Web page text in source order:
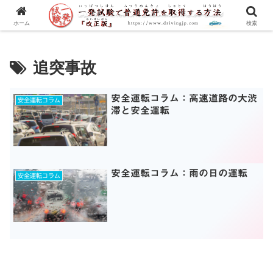
一発試験の流れから合格のコツまで、徹底解説！
追突事故
安全運転コラム
安全運転コラム：高速道路の大渋
滞と安全運転
安全運転コラム 安全運転コラム：雨の日の運転
ホーム 検索